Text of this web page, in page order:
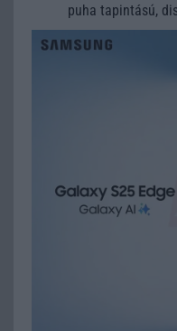
puha tapintású,